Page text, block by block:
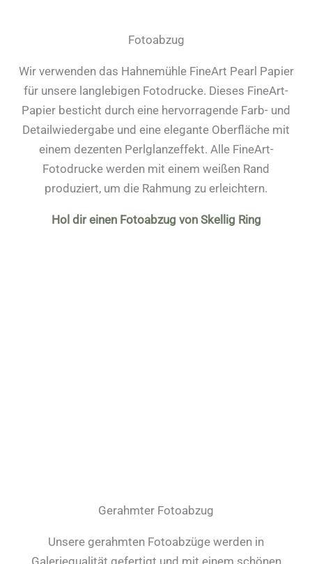
Fotoabzug
Wir verwenden das Hahnemühle FineArt Pearl Papier
für unsere langlebigen Fotodrucke. Dieses FineArt-
Papier besticht durch eine hervorragende Farb- und
Detailwiedergabe und eine elegante Oberfläche mit
einem dezenten Perlglanzeffekt. Alle FineArt-
Fotodrucke werden mit einem weißen Rand
produziert, um die Rahmung zu erleichtern.
Hol dir einen Fotoabzug von Skellig Ring
Gerahmter Fotoabzug
Unsere gerahmten Fotoabzüge werden in
Galeriequalität gefertigt und mit einem schönen